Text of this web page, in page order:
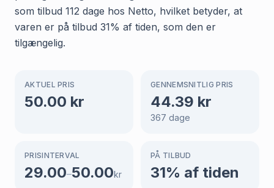
som tilbud 112 dage hos Netto, hvilket betyder, at
varen er på tilbud 31% af tiden, som den er
tilgængelig.
AKTUEL PRIS
50.00 kr
GENNEMSNITLIG PRIS
44.39 kr
367 dage
PRISINTERVAL
29.00–50.00kr
PÅ TILBUD
31% af tiden